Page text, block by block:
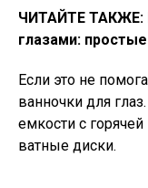
ЧИТАЙТЕ ТАКЖЕ:
глазами:
Если это не
ванночки для
емкости с
ватные диски.